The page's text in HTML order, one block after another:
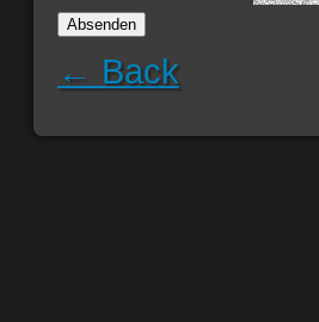
← Back